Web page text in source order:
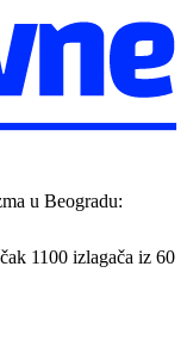
u Beogradu:
1100 izlagača iz 60